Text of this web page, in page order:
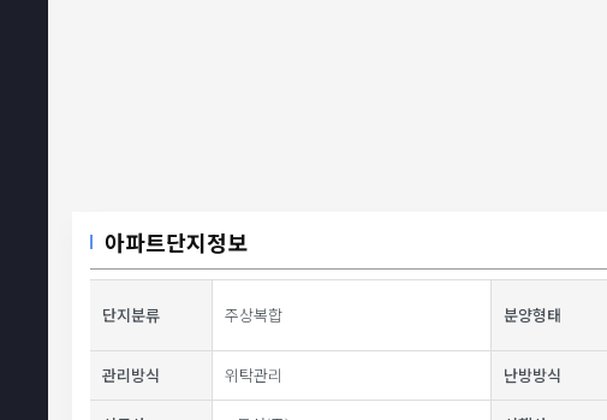
아파트단지정보
단지분류 주상복합 분양형태
관리방식 위탁관리 난방방식